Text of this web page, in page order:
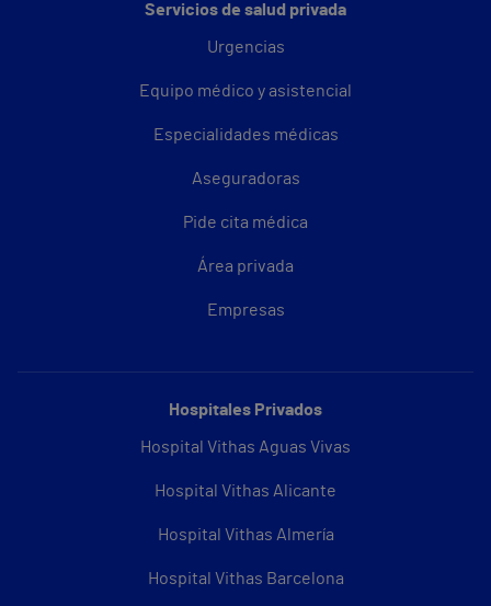
Servicios de salud privada
Urgencias
Equipo médico y asistencial
Especialidades médicas
Aseguradoras
Pide cita médica
Área privada
Empresas
Hospitales Privados
Hospital Vithas Aguas Vivas
Hospital Vithas Alicante
Hospital Vithas Almería
Hospital Vithas Barcelona